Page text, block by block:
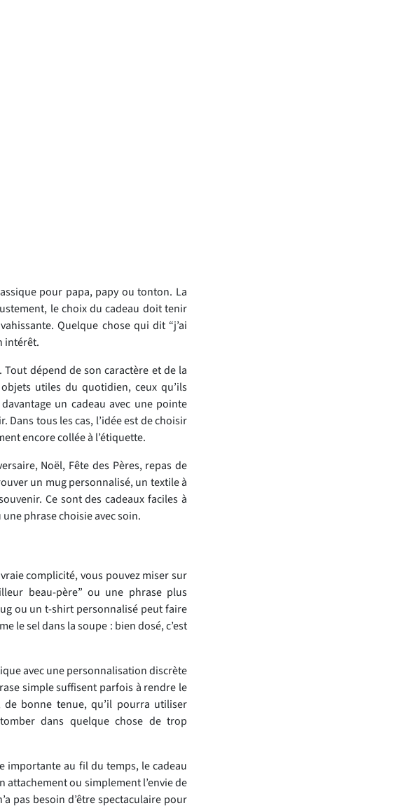
pour papa, papy ou tonton. La
le choix du cadeau doit tenir
Quelque chose qui dit “j’ai
intérêt.
dépend de son caractère et de la
utiles du quotidien, ceux qu’ils
un cadeau avec une pointe
tous les cas, l’idée est de choisir
encore collée à l’étiquette.
Noël, Fête des Pères, repas de
un mug personnalisé, un textile à
Ce sont des cadeaux faciles à
phrase choisie avec soin.
complicité, vous pouvez miser sur
beau-père” ou une phrase plus
ou un t-shirt personnalisé peut faire
le sel dans la soupe : bien dosé, c’est
avec une personnalisation discrète
simple suffisent parfois à rendre le
bonne tenue, qu’il pourra utiliser
dans quelque chose de trop
importante au fil du temps, le cadeau
ou simplement l’envie de
pas besoin d’être spectaculaire pour